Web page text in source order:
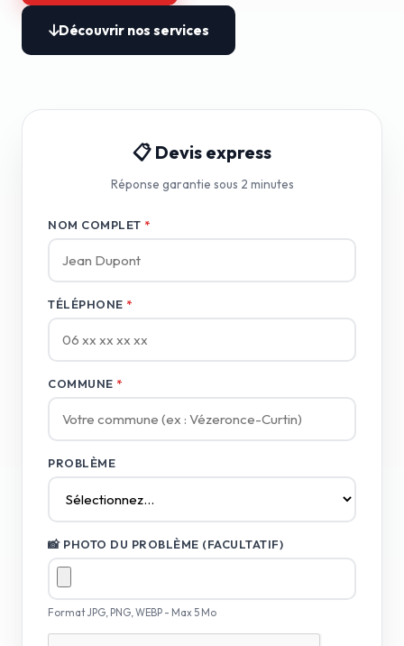
Découvrir nos services
📋 Devis express
Réponse garantie sous 2 minutes
NOM COMPLET *
TÉLÉPHONE *
COMMUNE *
PROBLÈME
📸 PHOTO DU PROBLÈME (FACULTATIF)
Format JPG, PNG, WEBP - Max 5 Mo